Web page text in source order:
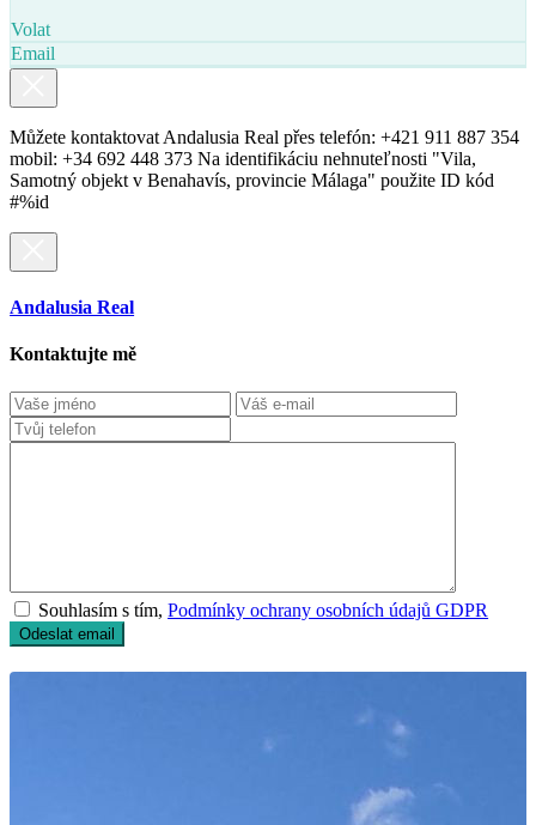
Volat
Email
Můžete kontaktovat Andalusia Real přes telefón: +421 911 887 354
mobil: +34 692 448 373 Na identifikáciu nehnuteľnosti "Vila,
Samotný objekt v Benahavís, provincie Málaga" použite ID kód
#%id
Andalusia Real
Kontaktujte mě
Souhlasím s tím,Podmínky ochrany osobních údajů GDPR